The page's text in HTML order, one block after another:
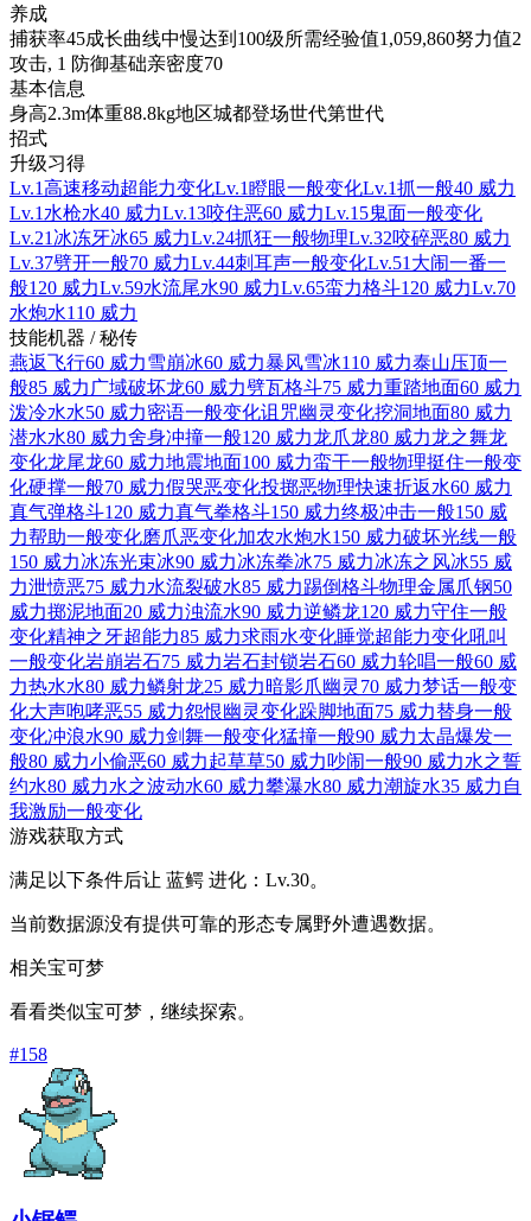
养成
捕获率45成长曲线中慢达到100级所需经验值1,059,860努力值2
攻击, 1 防御基础亲密度70
基本信息
身高2.3m体重88.8kg地区城都登场世代第世代
招式
升级习得
Lv.1高速移动超能力变化Lv.1瞪眼一般变化Lv.1抓一般40 威力
Lv.1 水枪水40 威力Lv.13咬住恶60 威力Lv.15鬼面一般变化
Lv.21 冰冻牙冰65 威力Lv.24抓狂一般物理Lv.32咬碎恶80 威力
Lv.37劈开一般70 威力Lv.44刺耳声一般变化Lv.51 大闹一番一
般120 威力Lv.59水流尾水90 威力Lv.65蛮力格斗120 威力Lv.70
水炮水110 威力
技能机器 / 秘传
燕返飞行60 威力雪崩冰60 威力暴风雪冰110 威力泰山压顶一
般85 威力 广域破坏龙60 威力劈瓦格斗75 威力重踏地面60 威力
泼冷水水50 威力密语一般变化诅咒幽灵变化挖洞地面80 威力
潜水水80 威力舍身冲撞一般120 威力龙爪龙80 威力龙之舞龙
变化龙尾龙60 威力地震地面100 威力蛮干一般物理挺住一般变
化硬撑一般70 威力假哭恶变化投掷恶物理快速折返水60 威力
真气弹格斗120 威力真气拳格斗150 威力终极冲击一般150 威
力帮助一般变化磨爪恶变化加农水炮水150 威力破坏光线一般
150 威力冰冻光束冰90 威力冰冻拳冰75 威力冰冻之风冰55 威
力泄愤恶75 威力水流裂破水85 威力踢倒格斗物理金属爪钢50
威力掷泥地面20 威力浊流水90 威力逆鳞龙120 威力守住一般
变化精神之牙超能力85 威力求雨水变化睡觉超能力变化吼叫
一般变化岩崩岩石75 威力岩石封锁岩石60 威力轮唱一般60 威
力热水水80 威力鳞射龙25 威力暗影爪幽灵 70 威力梦话一般变
化大声咆哮恶55 威力怨恨幽灵变化跺脚地面75 威力替身一般
变化冲浪水90 威力剑舞一般变化猛撞一般90 威力太晶爆发一
般80 威力小偷恶60 威力起草草50 威力吵闹一般90 威力水之誓
约水80 威力水之波动水60 威力攀瀑水80 威力潮旋水35 威力 自
我激励一般变化
游戏获取方式
满足以下条件后让 蓝鳄 进化：Lv.30。
当前数据源没有提供可靠的形态专属野外遭遇数据。
相关宝可梦
看看类似宝可梦，继续探索。
#158